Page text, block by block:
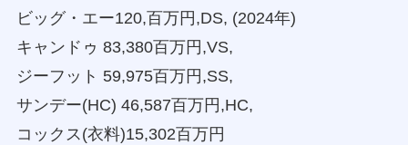
ビッグ・エー120,百万円,DS, (2024年)
キャンドゥ 83,380百万円,VS,
ジーフット 59,975百万円,SS,
サンデー(HC) 46,587百万円,HC,
コックス(衣料)15,302百万円